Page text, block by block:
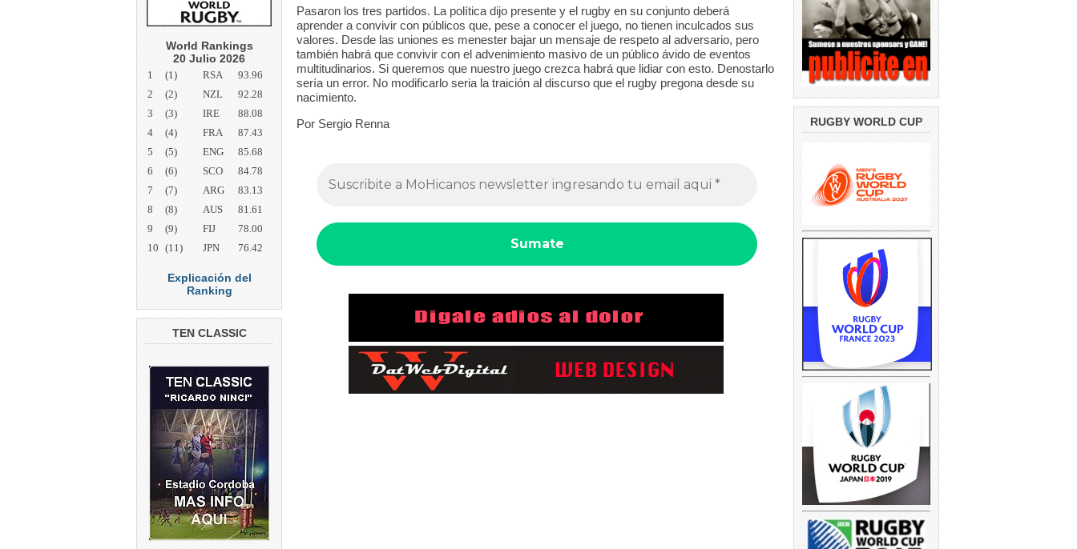
World Rankings
20 Julio 2026
1 (1) RSA
93.96
2
(2) NZL
92.28
3
(3) IRE
88.08
4
(4) FRA
87.43
5
(5) ENG
85.68
6
(6) SCO
84.78
7
(7) ARG
83.13
8
(8) AUS
81.61
9
(9) FIJ
78.00
10 (11) JPN 76.42
Explicación del
Ranking
TEN CLASSIC
Pasaron los tres partidos. La política dijo presente y el rugby en su conjunto deberá
aprender a convivir con públicos que, pese a conocer el juego, no tienen inculcados sus
valores. Desde las uniones es menester bajar un mensaje de respeto al adversario, pero
también habrá que convivir con el advenimiento masivo de un público ávido de eventos
multitudinarios. Si queremos que nuestro juego crezca habrá que lidiar con esto. Denostarlo
sería un error. No modificarlo seria la traición al discurso que el rugby pregona desde su
nacimiento.
Por Sergio Renna
RUGBY WORLD CUP